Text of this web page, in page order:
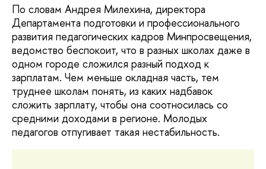
По словам Андрея Милехина, директора
Департамента подготовки и профессионального
развития педагогических кадров Минпросвещения,
ведомство беспокоит, что в разных школах даже в
одном городе сложился разный подход к
зарплатам. Чем меньше окладная часть, тем
труднее школам понять, из каких надбавок
сложить зарплату, чтобы она соотносилась со
средними доходами в регионе. Молодых
педагогов отпугивает такая нестабильность.